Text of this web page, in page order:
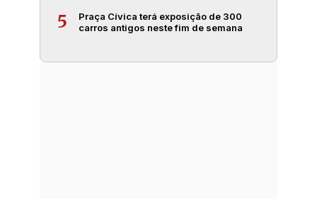
5
Praça Cívica terá exposição de 300
carros antigos neste fim de semana